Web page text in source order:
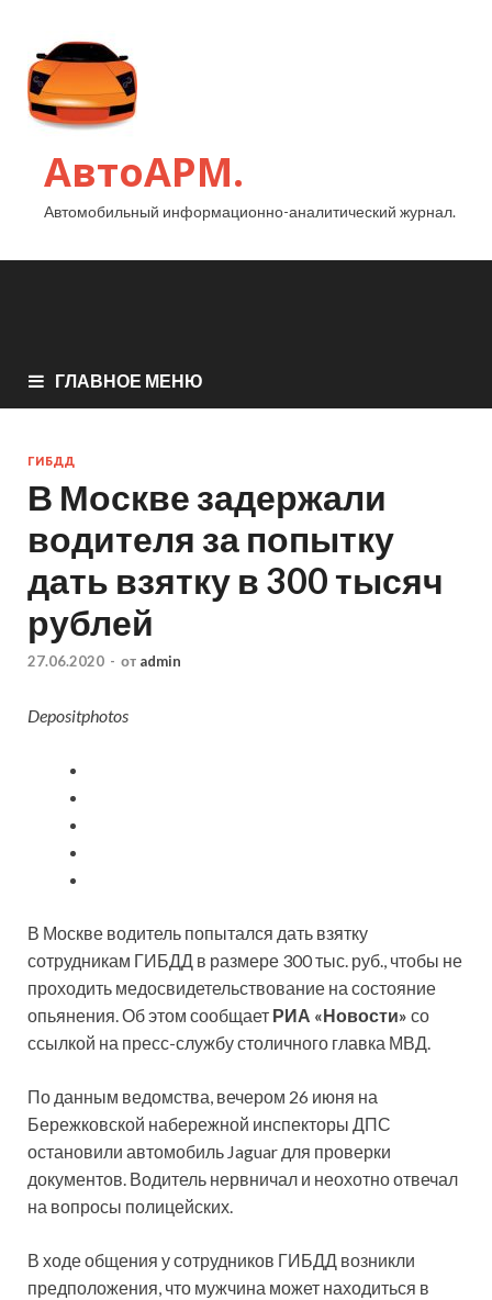
АвтоАРМ.
Автомобильный информационно-аналитический журнал.
ГЛАВНОЕ МЕНЮ
ГИБДД
В Москве задержали
водителя за попытку
дать взятку в 300 тысяч
рублей
27.06.2020 - от admin
Depositphotos
В Москве водитель попытался дать взятку
сотрудникам ГИБДД в размере 300 тыс. руб., чтобы не
проходить медосвидетельствование на состояние
опьянения. Об этом сообщает РИА «Новости» со
ссылкой на пресс-службу столичного главка МВД.
По данным ведомства, вечером 26 июня на
Бережковской набережной инспекторы ДПС
остановили автомобиль Jaguar для проверки
документов. Водитель нервничал и неохотно отвечал
на вопросы полицейских.
В ходе общения у сотрудников ГИБДД возникли
предположения, что мужчина может находиться в